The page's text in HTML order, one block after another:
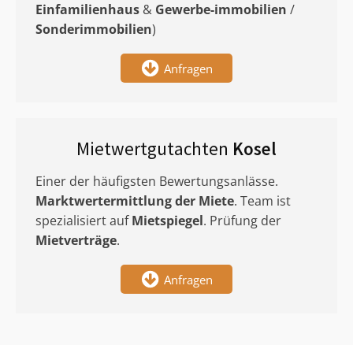
Einfamilienhaus & Gewerbe-immobilien /
Sonderimmobilien)
Anfragen
Mietwertgutachten Kosel
Einer der häufigsten Bewertungsanlässe.
Marktwertermittlungder Miete. Team ist
spezialisiert aufMietspiegel. Prüfung der
Mietverträge.
Anfragen